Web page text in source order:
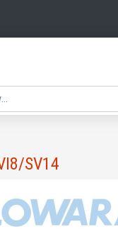
SV14